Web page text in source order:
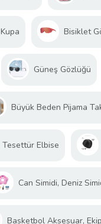
Kupa Bisiklet
Güneş Gözlüğü
Büyük Beden Pijama
Tesettür Elbise
Can Simidi, Deniz
Basketbol Aksesuar,